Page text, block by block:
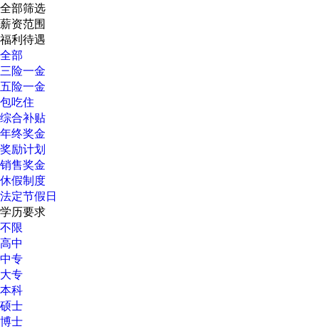
全部筛选
薪资范围
福利待遇
全部
三险一金
五险一金
包吃住
综合补贴
年终奖金
奖励计划
销售奖金
休假制度
法定节假日
学历要求
不限
高中
中专
大专
本科
硕士
博士